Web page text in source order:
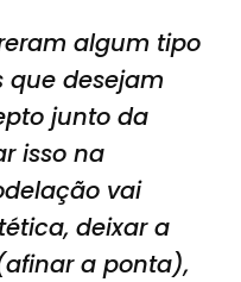
algum tipo
que desejam
junto da
isso na
vai
deixar a
a ponta),